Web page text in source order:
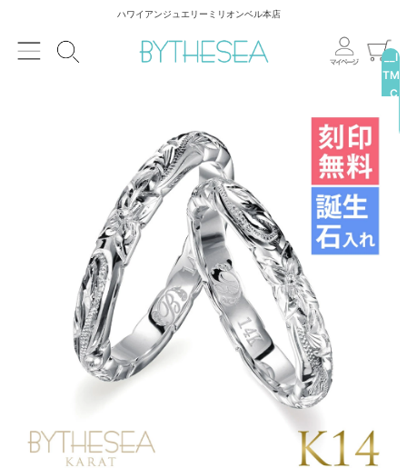
ハワイアンジュエリーミリオンベル本店
__I
TM
_C